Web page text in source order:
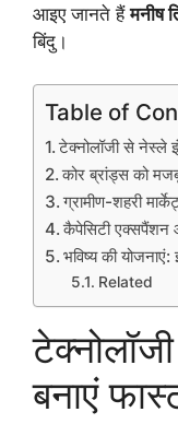
आइए जानते हैंमनीष
बिंदु।
Table of
टेक्नोलॉजी से नेस्ले
कोर ब्रांड्स को
ग्रामीण-शहरी
कैपेसिटी एक्सपैंशन
भविष्य की
Related
बनाएं